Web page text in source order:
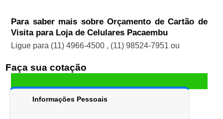
Para saber mais sobre Orçamento de Cartão de
Visita para Loja de Celulares Pacaembu
Ligue para (11) 4966-4500 , (11) 98524-7951 ou
Faça sua cotação
Informações Pessoais